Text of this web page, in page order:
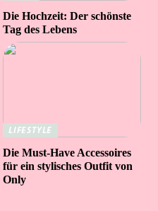
Die Hochzeit: Der schönste
Tag des Lebens
LIFESTYLE
Die Must-Have Accessoires
für ein stylisches Outfit von
Only